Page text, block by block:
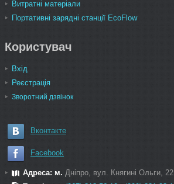
Витратні матеріали
Портативні зарядні станції EcoFlow
Користувач
Вхід
Реєстрація
Зворотний дзвінок
Вконтакте
Facebook
Адреса: м. Дніпро, вул. Княгині Ольги, 22